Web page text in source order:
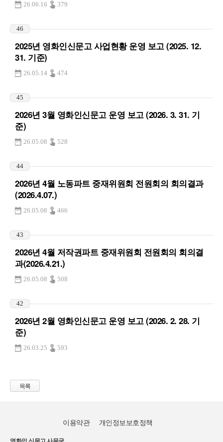
26.06.16 379
46
2025년 영화인신문고 사업현황 운영 보고 (2025. 12.
31. 기준)
26.05.14 474
45
2026년 3월 영화인신문고 운영 보고 (2026. 3. 31. 기
준)
26.05.08 528
44
2026년 4월 노동파트 중재위원회 전원회의 회의결과
(2026.4.07.)
26.05.08 466
43
2026년 4월 저작권파트 중재위원회 전원회의 회의결
과(2026.4.21.)
26.05.08 508
42
2026년 2월 영화인신문고 운영 보고 (2026. 2. 28. 기
준)
26.03.25 593
목록
이용약관 개인정보보호정책